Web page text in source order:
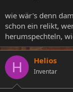
wie wär's denn
schon ein relikt,
herumspechteln,
H Helios
Inventar